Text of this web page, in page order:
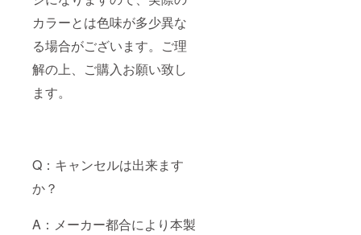
カラーとは色味が多少異な
る場合がございます。ご理
解の上、ご購入お願い致し
ます。
Q：キャンセルは出来ます
か？
A：メーカー都合により本製